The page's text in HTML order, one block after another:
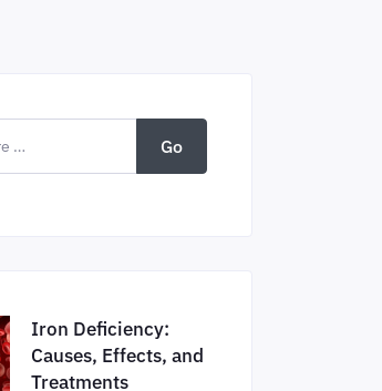
Go
Iron Deficiency:
Causes, Effects, and
Treatments